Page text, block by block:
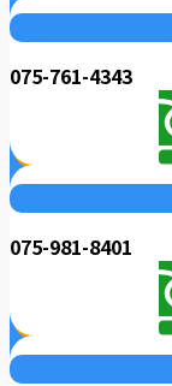
075-761-4343
075-981-8401